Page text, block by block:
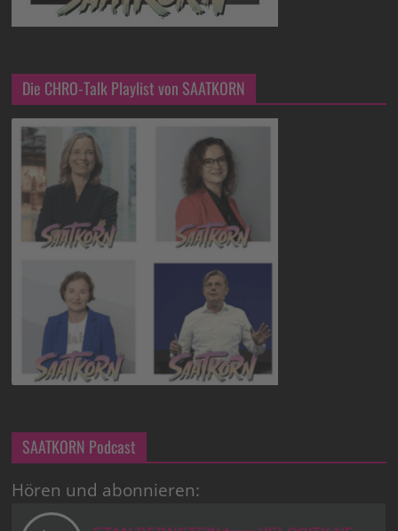
Die CHRO-Talk Playlist von SAATKORN
SAATKORN Podcast
Hören und abonnieren: